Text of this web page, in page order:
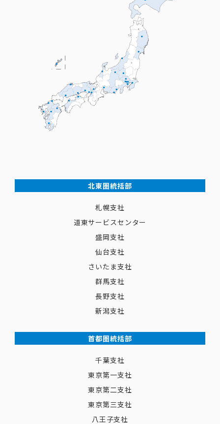
北東圏統括部
札幌支社
道東サービスセンター
盛岡支社
仙台支社
さいたま支社
群馬支社
長野支社
新潟支社
首都圏統括部
千葉支社
東京第一支社
東京第二支社
東京第三支社
八王子支社